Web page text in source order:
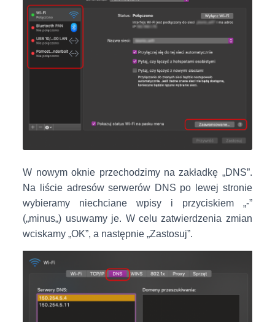
W nowym oknie przechodzimy na zakładkę „DNS”.
Na liście adresów serwerów DNS po lewej stronie
wybieramy niechciane wpisy i przyciskiem „-”
(„minus„) usuwamy je. W celu zatwierdzenia zmian
wciskamy „OK”, a następnie „Zastosuj”.